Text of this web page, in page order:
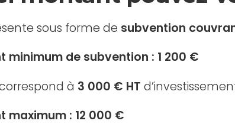
sous forme de subvention
minimum de subvention : 1 200 €
à 3 000 € HT
maximum : 12 000 €